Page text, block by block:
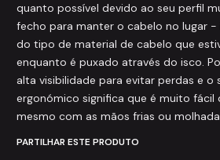
quanto possível devido ao seu perfil
fecho para manter o cabelo no lugar
do tipo de material de cabelo que
enquanto é puxado através do isco.
alta visibilidade para evitar perdas e o
ergonómico significa que é muito fácil
mesmo com as mãos frias ou
PARTILHAR ESTE PRODUTO